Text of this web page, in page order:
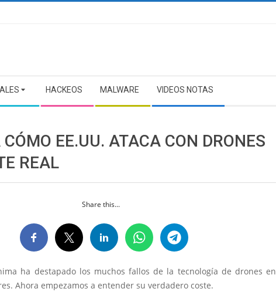
HACKEOS MALWARE VIDEOS NOTAS
CÓMO EE.UU. ATACA CON DRONES
REAL
Share this...
ha destapado los muchos fallos de la tecnología de drones en
Ahora empezamos a entender su verdadero coste.